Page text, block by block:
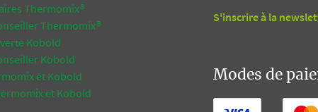
Thermomix®
Thermomix®
Kobold
Kobold
et Kobold
et Kobold
S'inscrire à la
Modes de